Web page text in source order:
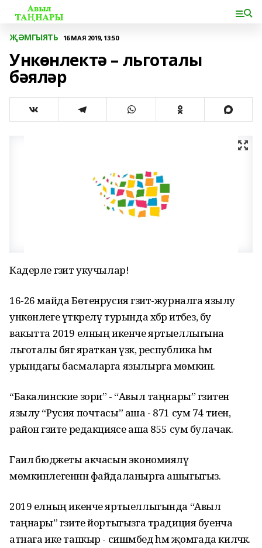
ҖӘМГЫЯТЬ 16 МАЯ 2019, 13:50
Ункөнлектә – льготалы
бәяләр
Кадерле гәзит укучылар!
16-26 майда Бөтенрусия гәзит-журналга язылу
ункөнлеге үткәрелү турында хәбәр итәбез, бу
вакытта 2019 елның икенче яртыеллыгына
льготалы бәягә яраткан үзәк, республика һәм
урындагы басмаларга язылырга мөмкин.
“Бакалинские зори” - “Авыл таңнары” гәзитенә
язылу “Русия почтасы” аша - 871 сум 74 тиен,
район гәзите редакциясе аша 855 сум булачак.
Гаилә бюджеты акчасын экономияләү
мөмкинлегеннән файдаланырга ашыгыгыз.
2019 елның икенче яртыеллыгында “Авыл
таңнары” гәзите йортыгызга традиция буенча
атнага ике тапкыр - сишәмбедә һәм җомгада киләчәк.